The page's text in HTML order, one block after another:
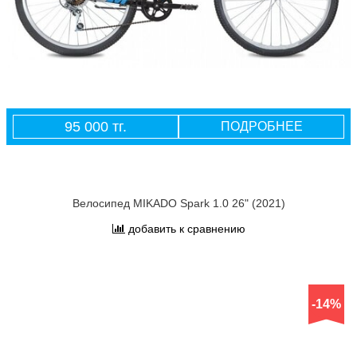
95 000 тг. ПОДРОБНЕЕ
Велосипед MIKADO Spark 1.0 26" (2021)
добавить к сравнению
-14%